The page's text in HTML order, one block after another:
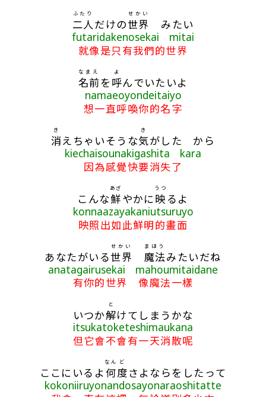
二人
ふたり
だけの世界
せかい
みたい
futaridakenosekai mitai
就像是只有我們的世界
名前
なまえ
を 呼
よ
んでいたいよ
namaeoyondeitaiyo
想一直呼喚你的名字
消
き
えちゃいそうな気
き
がした から
kiechaisounakigashita kara
因為感覺快要消失了
こんな鮮
あざ
やかに映
うつ
るよ
konnaazayakaniutsuruyo
映照出如此鮮明的畫面
あなたがいる世界
せかい
魔法
まほう
みたいだね
anatagairusekai mahoumitaidane
有你的世界 像魔法一樣
いつか解
と
けてしまうかな
itsukatoketeshimaukana
但它會不會有一天消散呢
ここにいるよ何
なん
度
ど
さよならをしたって
kokoniiruyonandosayonaraoshitatte